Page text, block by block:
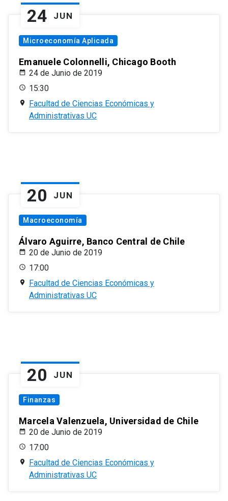
24 JUN
Microeconomía Aplicada
Emanuele Colonnelli, Chicago Booth
24 de Junio de 2019
15:30
Facultad de Ciencias Económicas y
Administrativas UC
20 JUN
Macroeconomía
Álvaro Aguirre, Banco Central de Chile
20 de Junio de 2019
17:00
Facultad de Ciencias Económicas y
Administrativas UC
20 JUN
Finanzas
Marcela Valenzuela, Universidad de Chile
20 de Junio de 2019
17:00
Facultad de Ciencias Económicas y
Administrativas UC